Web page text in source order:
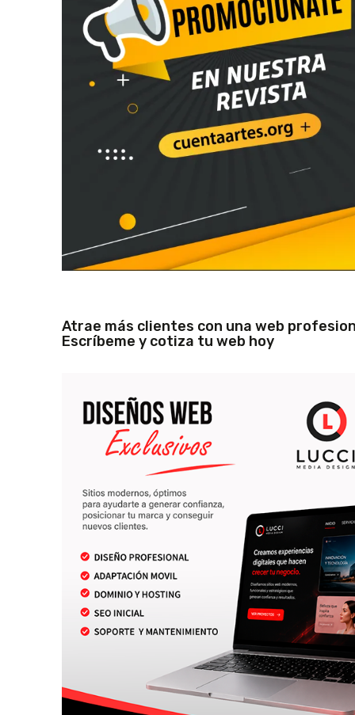
Atrae más clientes con una web
Escríbeme y cotiza tu web hoy